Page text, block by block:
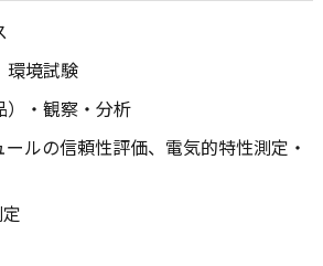
環境試験
）・観察・分析
ルの信頼性評価、電気的特性測定・